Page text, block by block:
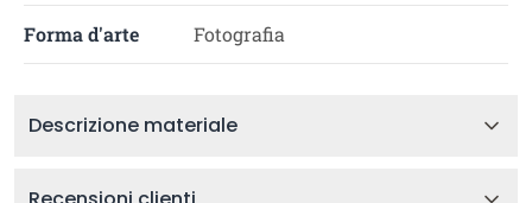
Forma d'arte Fotografia
Descrizione materiale